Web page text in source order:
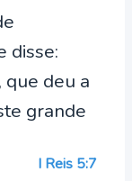
disse:
que deu a
grande
I Reis 5:7